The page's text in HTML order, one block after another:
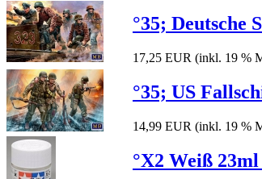
°35;
17,25 EUR (inkl. 19 %
°35; US
14,99 EUR (inkl. 19 %
°X2 Weiß